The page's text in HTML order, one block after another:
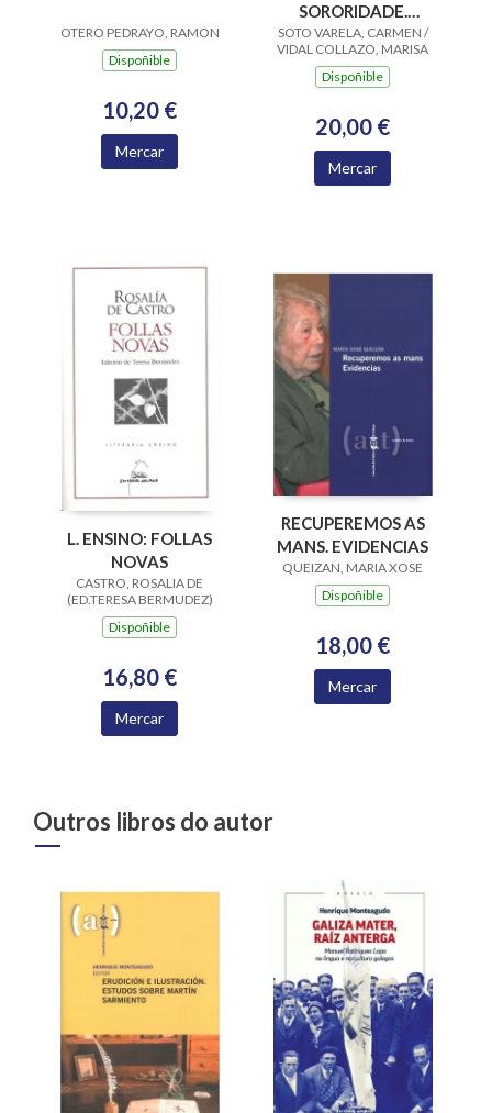
OTERO PEDRAYO, RAMON
Dispoñible
10,20 €
Mercar
SORORIDADE.
ENCONTRO CON
PILAR WIRTZ
MOLEZUN
SOTO VARELA, CARMEN /
VIDAL COLLAZO, MARISA
Dispoñible
20,00 €
Mercar
L. ENSINO: FOLLAS
NOVAS
CASTRO, ROSALIA DE
(ED.TERESA BERMUDEZ)
Dispoñible
16,80 €
Mercar
RECUPEREMOS AS
MANS. EVIDENCIAS
QUEIZAN, MARIA XOSE
Dispoñible
18,00 €
Mercar
Outros libros do autor